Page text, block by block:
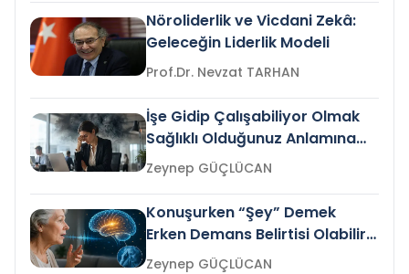
Nöroliderlik ve Vicdani Zekâ:
Geleceğin Liderlik Modeli
Prof.Dr. Nevzat TARHAN
İşe Gidip Çalışabiliyor Olmak
Sağlıklı Olduğunuz Anlamına
Gelir mi?Zeynep GÜÇLÜCAN
Konuşurken “Şey” Demek
Erken Demans Belirtisi Olabilir
mi?
Zeynep GÜÇLÜCAN